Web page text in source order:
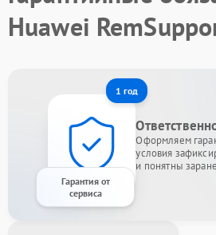
Huawei
1 год
Гарантия от
сервиса
Оформляем
условия
и понятны